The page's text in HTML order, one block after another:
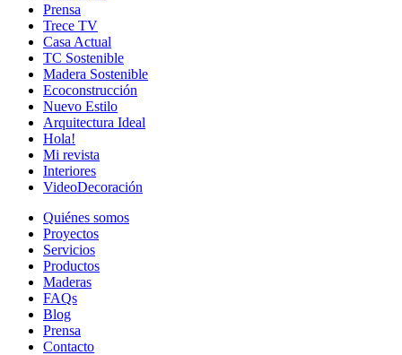
Prensa
Trece TV
Casa Actual
TC Sostenible
Madera Sostenible
Ecoconstrucción
Nuevo Estilo
Arquitectura Ideal
Hola!
Mi revista
Interiores
VideoDecoración
Quiénes somos
Proyectos
Servicios
Productos
Maderas
FAQs
Blog
Prensa
Contacto